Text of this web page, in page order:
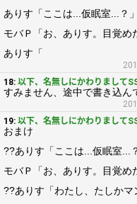
ありす「ここは...仮眠室...？」
モバＰ「お、ありす。目覚め
ありす「
18: 以下、名無しにかわりまして
すみません、途中で書き込ん
19: 以下、名無しにかわりまして
おまけ
??ありす「ここは...仮眠室...
モバＰ「お、ありす。目覚め
??ありす「わたし、たしかマ